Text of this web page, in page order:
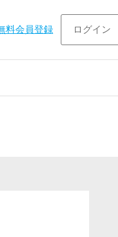
料会員登録 ログイン